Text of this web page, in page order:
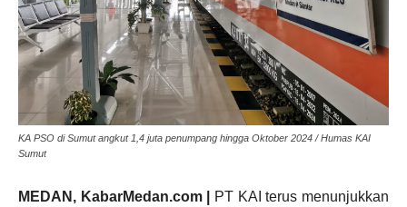
KA PSO di Sumut angkut 1,4 juta penumpang hingga Oktober 2024 / Humas KAI
Sumut
MEDAN, KabarMedan.com |
PT KAI terus menunjukkan